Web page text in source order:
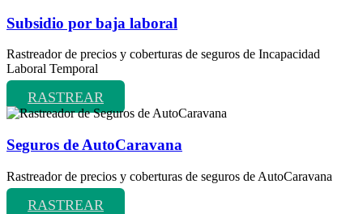
Subsidio por baja laboral
Rastreador de precios y coberturas de seguros de Incapacidad
Laboral Temporal
RASTREAR
Seguros de AutoCaravana
Rastreador de precios y coberturas de seguros de AutoCaravana
RASTREAR